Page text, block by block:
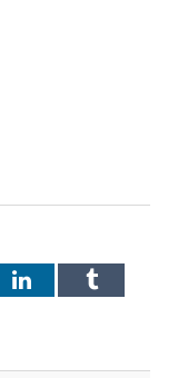
LinkedIn